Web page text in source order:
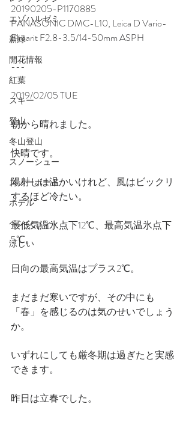
エゾハルゼミ
新緑
開花情報
紅葉
スキー
登山
冬山登山
スノーシュー
スノーボード
ホテル
ペンション
涼しい
20190205-P1170885
PANASONIC DMC-L10, Leica D Vario-
Elmarit F2.8-3.5/14-50mm ASPH
---
2019/02/05 TUE
朝から晴れました。
快晴です。
陽射しは温かいけれど、風はビックリ
するほど冷たい。
最低気温氷点下12℃、最高気温氷点下
5℃。
日向の最高気温はプラス2℃。
まだまだ寒いですが、その中にも
「春」を感じるのは気のせいでしょう
か。
いずれにしても厳冬期は過ぎたと実感
できます。
昨日は立春でした。